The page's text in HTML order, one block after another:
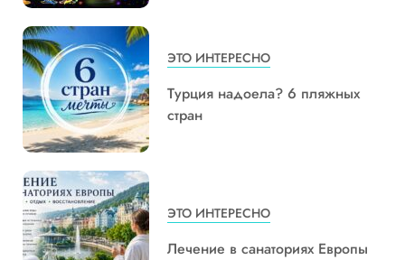
ЭТО ИНТЕРЕСНО
Турция надоела? 6 пляжных
стран
ЭТО ИНТЕРЕСНО
Лечение в санаториях Европы